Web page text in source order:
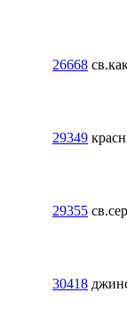
26668
29349
29355
30418